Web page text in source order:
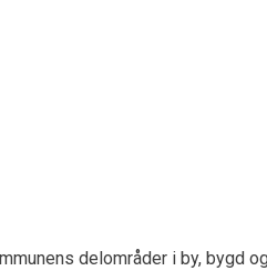
delområder i by, bygd